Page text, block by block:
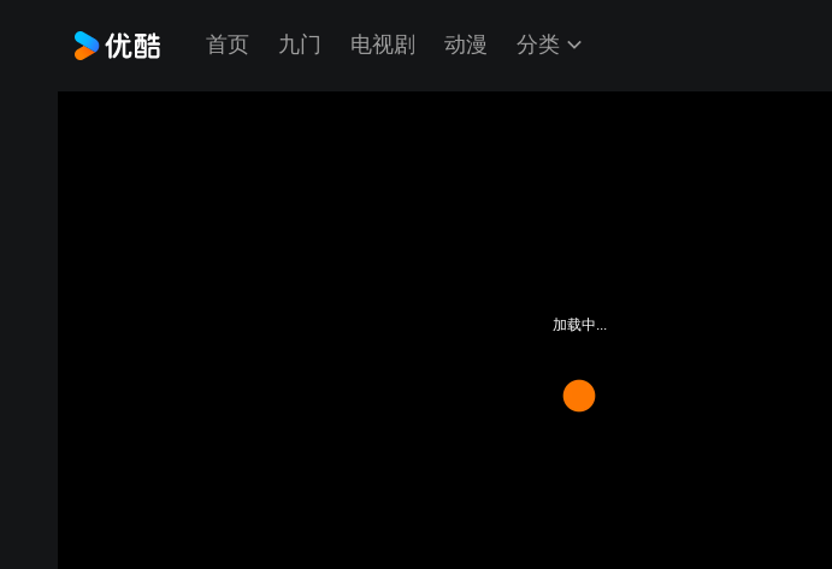
首页 九门 电视剧 动漫 分类
加载中...